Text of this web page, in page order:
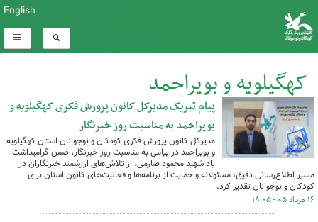
English
کهگیلویه و بویراحمد
کل اخبار:1064
پیام تبریک مدیرکل کانون پرورش فکری کهگیلویه و
بویراحمد به مناسبت روز خبرنگار
مدیرکل کانون پرورش فکری کودکان و نوجوانان استان کهگیلویه
و بویراحمد در پیامی به مناسبت روز خبرنگار، ضمن گرامیداشت
یاد شهید محمود صارمی، از تلاش‌های ارزشمند خبرنگاران در
مسیر اطلاع‌رسانی دقیق، مسئولانه و حمایت از برنامه‌ها و فعالیت‌های کانون استان برای
کودکان و نوجوانان تقدیر کرد.
۱۶ مرداد ۰۵ - ۱۸:۰۵